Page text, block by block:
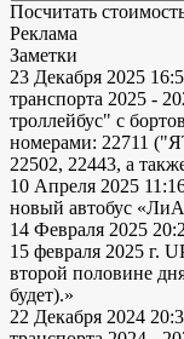
Посчитать
Реклама
Заметки
23 Декабря 2025
транспорта 2025 -
троллейбус" с
номерами: 22711
22502, 22443, а
10 Апреля 2025
новый автобус
14 Февраля 2025
15 февраля 2025 г.
второй половине
будет).»
22 Декабря 2024